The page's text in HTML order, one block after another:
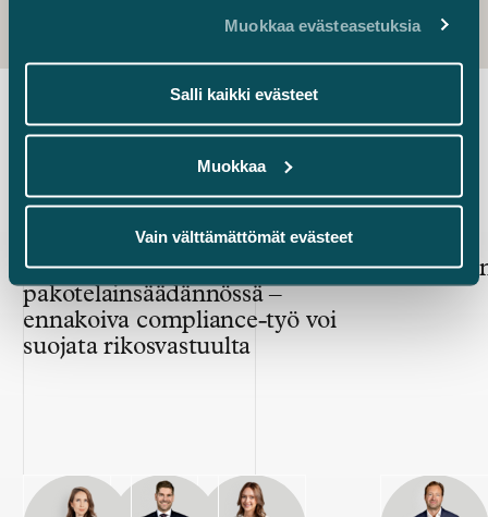
Muokkaa evästeasetuksia
Salli kaikki evästeet
Muokkaa
Vain välttämättömät evästeet
Uusimmat uutiset
22.6.2026 – Rikosprosessit ja sisäiset tutkinnat
Huolellisuusvelvoite
pakotelainsäädännössä –
ennakoiva compliance-työ voi
suojata rikosvastuulta
Murros